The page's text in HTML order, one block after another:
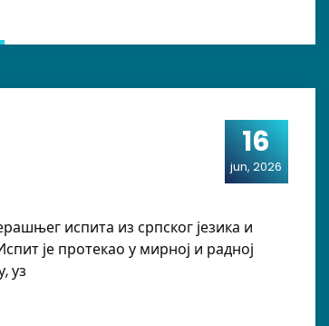
16
jun, 2026
испита из српског језика и
је протекао у мирној и радној
уз